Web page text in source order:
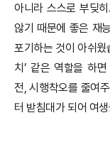
아니라 스스로 부딪
않기 때문에 좋은 재
포기하는 것이 아쉬웠
치’ 같은 역할을 하
전, 시행착오를 줄여
터 받침대가 되어 여